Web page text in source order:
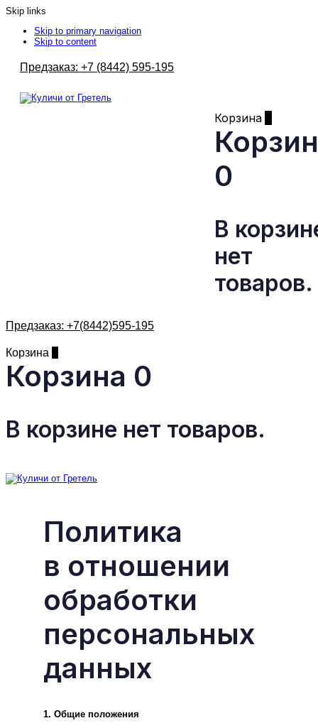
Skip links
Skip to primary navigation
Skip to content
Предзаказ: +7 (8442) 595-195
Корзина
0
В
нет
товаров.
Предзаказ: +7(8442)595-195
Корзина
Корзина 0
В корзине нет товаров.
Политика
в отношении
обработки
персональных
данных
1. Общие положения